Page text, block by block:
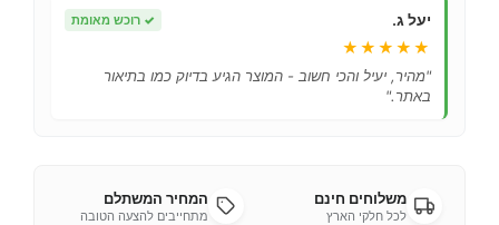
יעל ג. ✓ רוכש מאומת
★★★★★
"מהיר, יעיל והכי חשוב - המוצר הגיע בדיוק כמו בתיאור
באתר."
משלוחים חינם
לכל חלקי הארץ
המחיר המשתלם
מתחייבים להצעה הטובה